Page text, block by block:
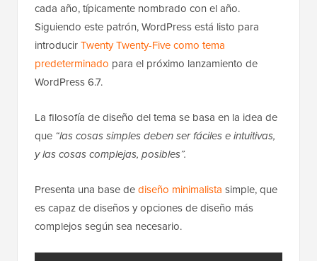
cada año, típicamente nombrado con el año.
Siguiendo este patrón, WordPress está listo para
introducirTwenty Twenty-Five como tema
predeterminado para el próximo lanzamiento de
WordPress 6.7.
La filosofía de diseño del tema se basa en la idea de
que “las cosas simples deben ser fáciles e intuitivas,
y las cosas complejas, posibles”.
Presenta una base dediseño minimalista simple, que
es capaz de diseños y opciones de diseño más
complejos según sea necesario.